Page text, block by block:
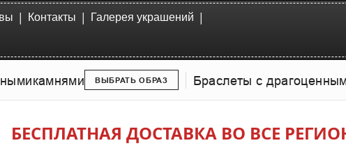
| Контакты | Галерея украшений |
камнями ВЫБРАТЬ ОБРАЗ Браслеты с
БЕСПЛАТНАЯ ДОСТАВКА ВО ВСЕ